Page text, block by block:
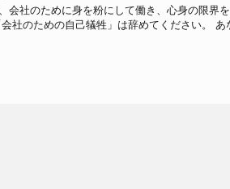
会社のために身を粉にして働き、心身の限界
社のための自己犠牲」は辞めてください。